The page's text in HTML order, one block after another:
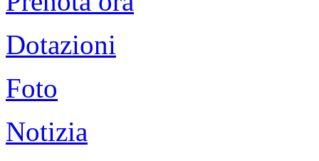
Dotazioni
Foto
Notizia